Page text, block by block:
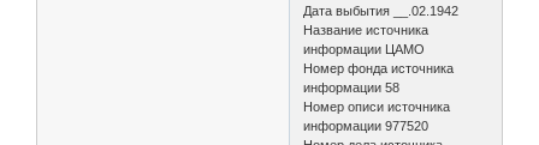
Дата выбытия __.02.1942
Название источника
информации ЦАМО
Номер фонда источника
информации 58
Номер описи источника
информации 977520